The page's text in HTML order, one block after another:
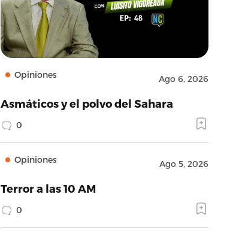
Opiniones Ago 6, 2026
Asmáticos y el polvo del Sahara
0
Opiniones Ago 5, 2026
Terror a las 10 AM
0